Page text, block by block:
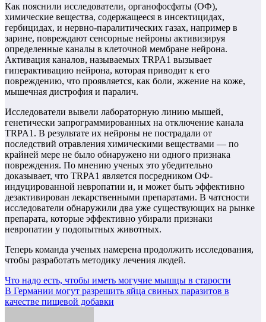
Как пояснили исследователи, органофосфаты (ОФ),
химические вещества, содержащееся в инсектицидах,
гербицидах, и нервно-паралитических газах, например в
зарине, повреждают сенсорные нейроны активизируя
определенные каналы в клеточной мембране нейрона.
Активация каналов, называемых TRPA1 вызывает
гиперактивацию нейрона, которая приводит к его
повреждению, что проявляется, как боли, жжение на коже,
мышечная дистрофия и паралич.
Исследователи вывели лабораторную линию мышей,
генетически запрограммированных на отключение канала
TRPA1. В результате их нейроны не пострадали от
последствий отравления химическими веществами — по
крайней мере не было обнаружено ни одного признака
повреждения. По мнению ученых это убедительно
доказывает, что TRPA1 является посредником ОФ-
индуцированной невропатии и, и может быть эффективно
дезактивирован лекарственными препаратами. В чатсности
исследователи обнаружили два уже существующих на рынке
препарата, которые эффективно убирали признаки
невропатии у подопытных животных.
Теперь команда ученых намерена продолжить исследования,
чтобы разработать методику лечения людей.
Навигация
по
Что надо есть, чтобы иметь могучие мышцы в старости
В Германии могут разрешить яйца свиных паразитов в
качестве пищевой добавки